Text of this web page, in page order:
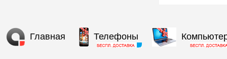
Главная Телефоны